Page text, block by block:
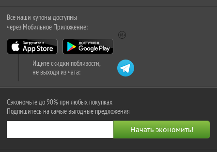
Все наши купоны доступны
через Мобильное Приложение:
Ищите скидки поблизости,
не выходя из чата:
Сэкономьте до 90% при любых покупках
Подпишитесь на самые выгодные предложения